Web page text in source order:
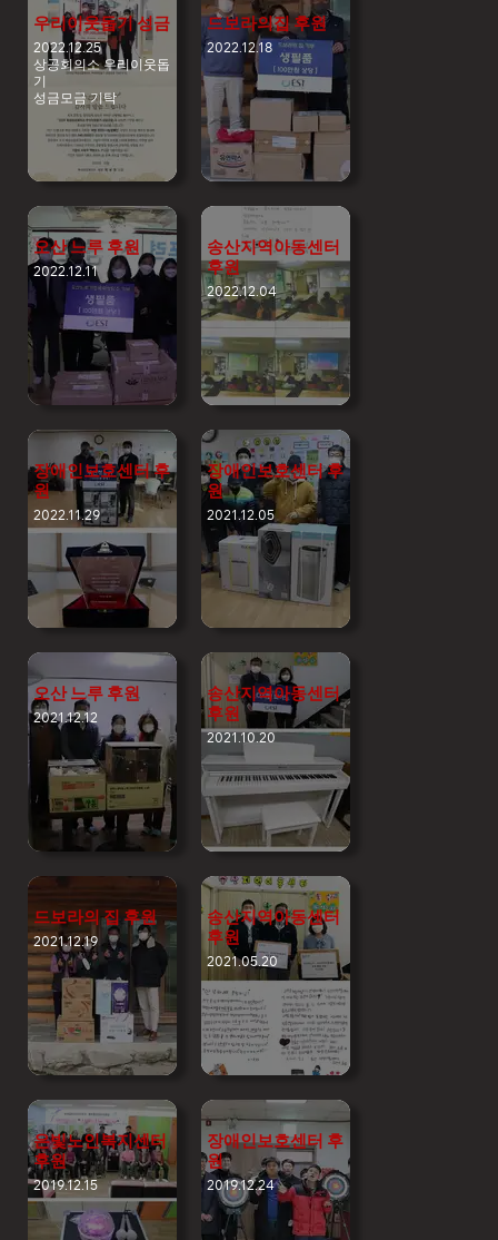
우리이웃돕기 성금
2022.12.25
상공회의소 우리이웃돕
기
성금모금 기탁
드보라의집 후원
2022.12.18
오산 느루 후원
2022.12.11
송산지역아동센터
후원
2022.12.04
장애인보호센터 후
원
2022.11.29
장애인보호센터 후
원
2021.12.05
오산 느루 후원
2021.12.12
송산지역아동센터
후원
2021.10.20
드보라의 집 후원
2021.12.19
송산지역아동센터
후원
2021.05.20
은빛노인복지센터
후원
2019.12.15
장애인보호센터 후
원
2019.12.24